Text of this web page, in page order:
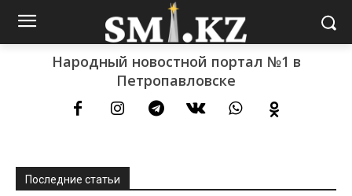
Народный новостной портал №1 в
Петропавловске
Последние статьи